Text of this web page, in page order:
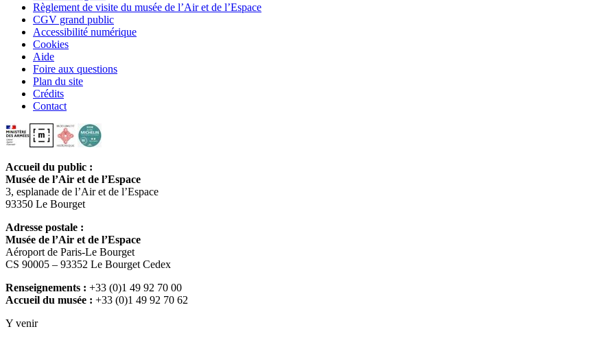
Règlement de visite du musée de l’Air et de l’Espace
CGV grand public
Accessibilité numérique
Cookies
Aide
Foire aux questions
Plan du site
Crédits
Contact
Accueil du public :
Musée de l’Air et de l’Espace
3, esplanade de l’Air et de l’Espace
93350 Le Bourget
Adresse postale :
Musée de l’Air et de l’Espace
Aéroport de Paris-Le Bourget
CS 90005 – 93352 Le Bourget Cedex
Renseignements : +33 (0)1 49 92 70 00
Accueil du musée : +33 (0)1 49 92 70 62
Y venir